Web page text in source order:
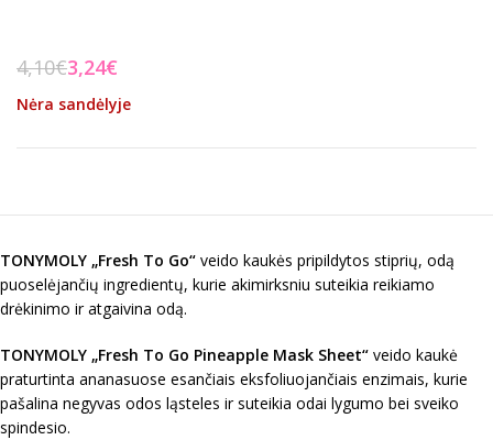
4,10€3,24€
Nėra sandėlyje
TONYMOLY „Fresh To Go“ veido kaukės pripildytos stiprių, odą
puoselėjančių ingredientų, kurie akimirksniu suteikia reikiamo
drėkinimo ir atgaivina odą.
TONYMOLY „Fresh To Go Pineapple Mask Sheet“ veido kaukė
praturtinta ananasuose esančiais eksfoliuojančiais enzimais, kurie
pašalina negyvas odos ląsteles ir suteikia odai lygumo bei sveiko
spindesio.